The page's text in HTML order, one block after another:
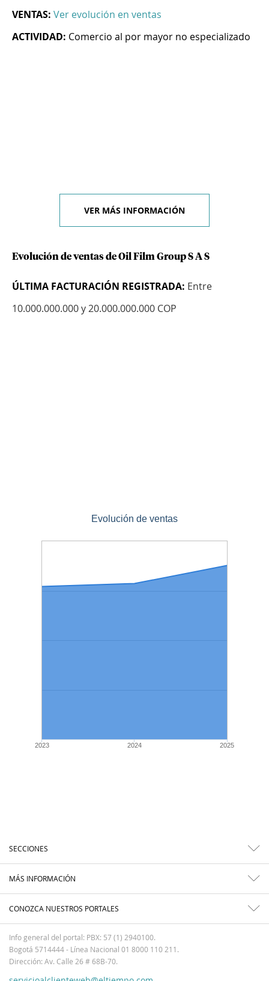
VENTAS: Ver evolución en ventas
ACTIVIDAD: Comercio al por mayor no especializado
VER MÁS INFORMACIÓN
Evolución de ventas de Oil Film Group S A S
ÚLTIMA FACTURACIÓN REGISTRADA: Entre
10.000.000.000 y 20.000.000.000 COP
Evolución de ventas
2023 2024 2025
SECCIONES
MÁS INFORMACIÓN
CONOZCA NUESTROS PORTALES
Info general del portal: PBX: 57 (1) 2940100.
Bogotá 5714444 - Línea Nacional 01 8000 110 211.
Dirección: Av. Calle 26 # 68B-70.